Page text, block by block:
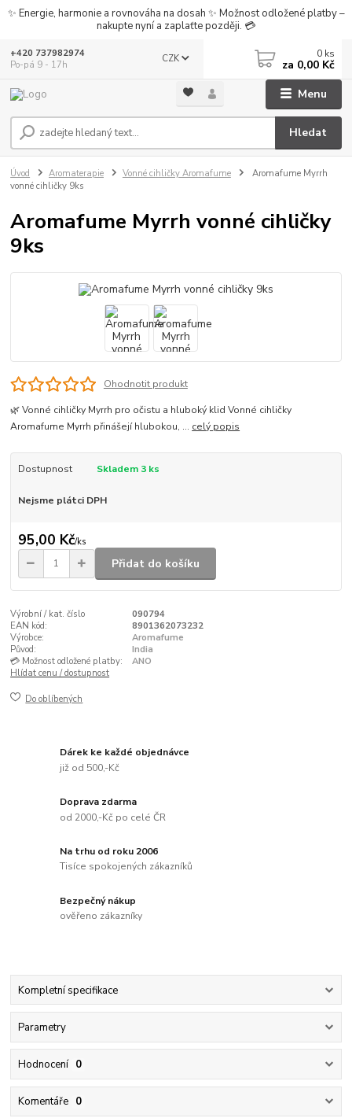
✨ Energie, harmonie a rovnováha na dosah ✨ Možnost odložené platby –
nakupte nyní a zaplaťte později. 💳
Menu
CZK
Hledat
+420 737982974
Po-pá 9 - 17h
0 ks
za 0,00 Kč
Úvod Aromaterapie Vonné cihličky Aromafume
Aromafume Myrrh
vonné cihličky 9ks
Aromafume Myrrh vonné cihličky
9ks
Ohodnotit produkt
🌿 Vonné cihličky Myrrh pro očistu a hluboký klid Vonné cihličky
Aromafume Myrrh přinášejí hlubokou, ... celý popis
Dostupnost Skladem 3 ks
Nejsme plátci DPH
95,00 Kč/ks
Přidat do košíku
Výrobní / kat. číslo
090794
EAN kód:
8901362073232
Výrobce:
Aromafume
Původ:
India
💳 Možnost odložené platby:
ANO
Hlídat cenu / dostupnost
Do oblíbených
Dárek ke každé objednávce
již od 500,-Kč
Doprava zdarma
od 2000,-Kč po celé ČR
Na trhu od roku 2006
Tisíce spokojených zákazníků
Bezpečný nákup
ověřeno zákazníky
Kompletní specifikace
Parametry
Hodnocení 0
Komentáře 0